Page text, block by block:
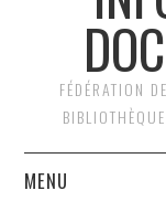
FÉDÉRATION
MENU